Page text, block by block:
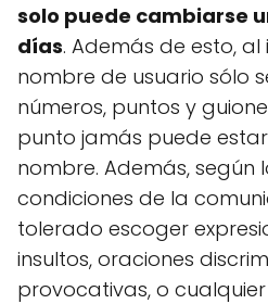
solo puede cambiarse
días. Además de esto,
nombre de usuario sólo
números, puntos y
punto jamás puede
nombre. Además, según
condiciones de la
tolerado escoger
insultos, oraciones
provocativas, o